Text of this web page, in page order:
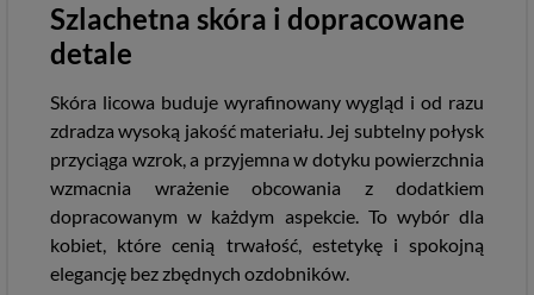
Szlachetna skóra i dopracowane
detale
Skóra licowa buduje wyrafinowany wygląd i od razu
zdradza wysoką jakość materiału. Jej subtelny połysk
przyciąga wzrok, a przyjemna w dotyku powierzchnia
wzmacnia wrażenie obcowania z dodatkiem
dopracowanym w każdym aspekcie. To wybór dla
kobiet, które cenią trwałość, estetykę i spokojną
elegancję bez zbędnych ozdobników.